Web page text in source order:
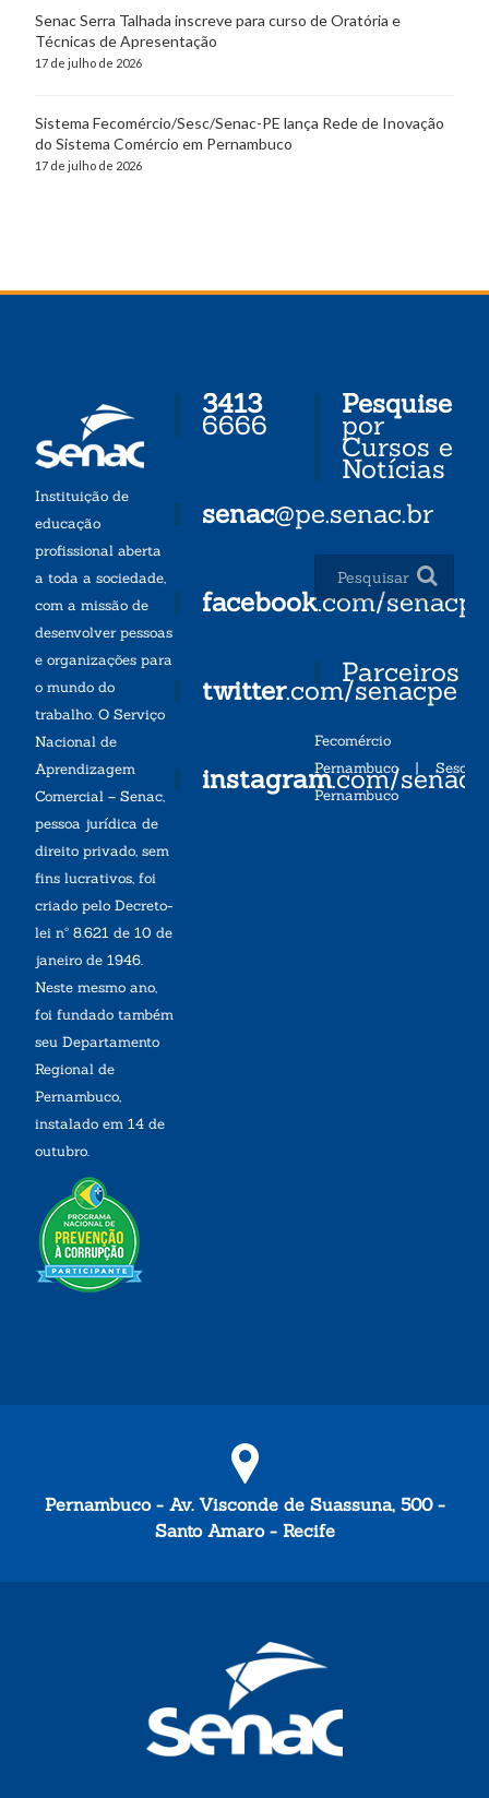
Senac Serra Talhada inscreve para curso de Oratória e
Técnicas de Apresentação
17 de julho de 2026
Sistema Fecomércio/Sesc/Senac-PE lança Rede de Inovação
do Sistema Comércio em Pernambuco
17 de julho de 2026
Instituição de
educação
profissional aberta
a toda a sociedade,
com a missão de
desenvolver pessoas
e organizações para
o mundo do
trabalho. O Serviço
Nacional de
Aprendizagem
Comercial – Senac,
pessoa jurídica de
direito privado, sem
fins lucrativos, foi
criado pelo Decreto-
lei nº 8.621 de 10 de
janeiro de 1946.
Neste mesmo ano,
foi fundado também
seu Departamento
Regional de
Pernambuco,
instalado em 14 de
outubro.
3413
6666
senac@pe.senac.br
facebook.com/senacpe
twitter.com/senacpe
instagram.com/
Pesquise
por
Cursos e
Notícias
Parceiros
Fecomércio
Pernambuco| Sesc
Pernambuco
Pernambuco - Av. Visconde de Suassuna, 500 -
Santo Amaro - Recife